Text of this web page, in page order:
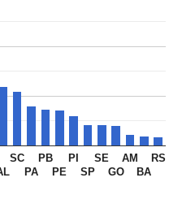
SC
PA
PB
PE
PI
SP
SE
GO
AM
BA
RS